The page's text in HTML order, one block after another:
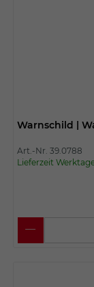
Warnschild |
Art.-Nr. 39.0788
Lieferzeit